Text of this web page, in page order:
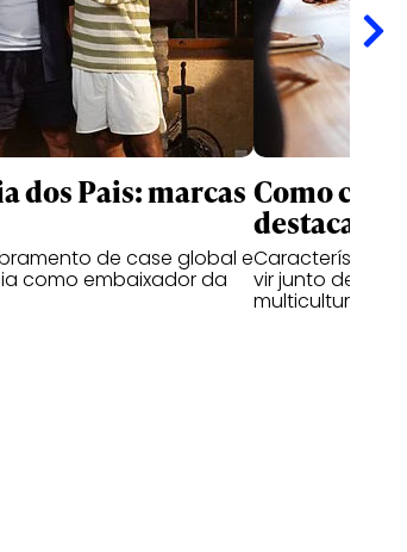
dos Pais: marcas
de case global e
como embaixador da
Como
destacam
Características
vir junto de
multiculturais